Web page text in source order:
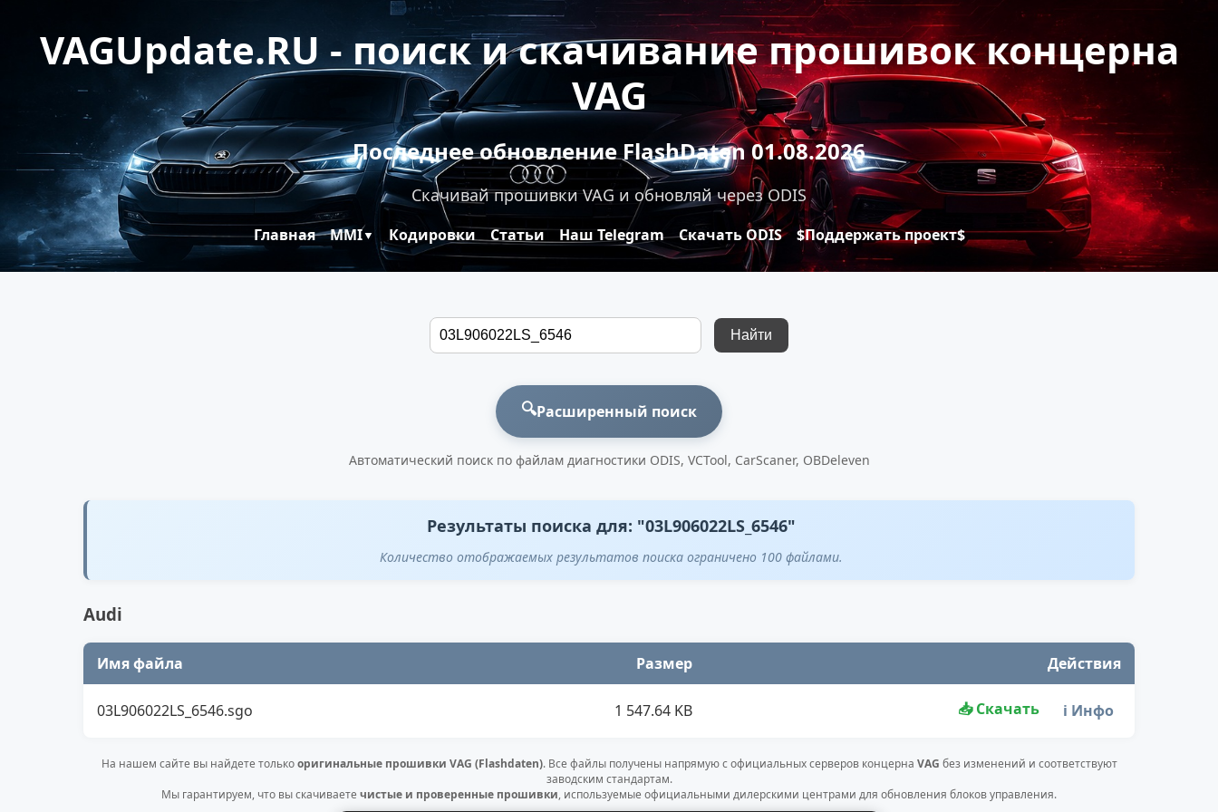
VAGUpdate.RU - поиск и скачивание прошивок концерна
VAG
Последнее обновление FlashDaten 01.08.2026
Скачивай прошивки VAG и обновляй через ODIS
Главная MMI▼ Кодировки Статьи Наш Telegram Скачать ODIS $Поддержать проект$
Найти
🔍Расширенный поиск
Автоматический поиск по файлам диагностики ODIS, VCTool, CarScaner, OBDeleven
Результаты поиска для: "03L906022LS_6546"
Количество отображаемых результатов поиска ограничено 100 файлами.
Audi
Имя файла Размер Действия
03L906022LS_6546.sgo 1 547.64 KB 📥 Скачать ℹ️ Инфо
На нашем сайте вы найдете толькооригинальные прошивки VAG (Flashdaten). Все файлы получены напрямую с официальных серверов концерна VAG без изменений и соответствуют
заводским стандартам.
Мы гарантируем, что вы скачиваете чистые и проверенные прошивки, используемые официальными дилерскими центрами для обновления блоков управления.